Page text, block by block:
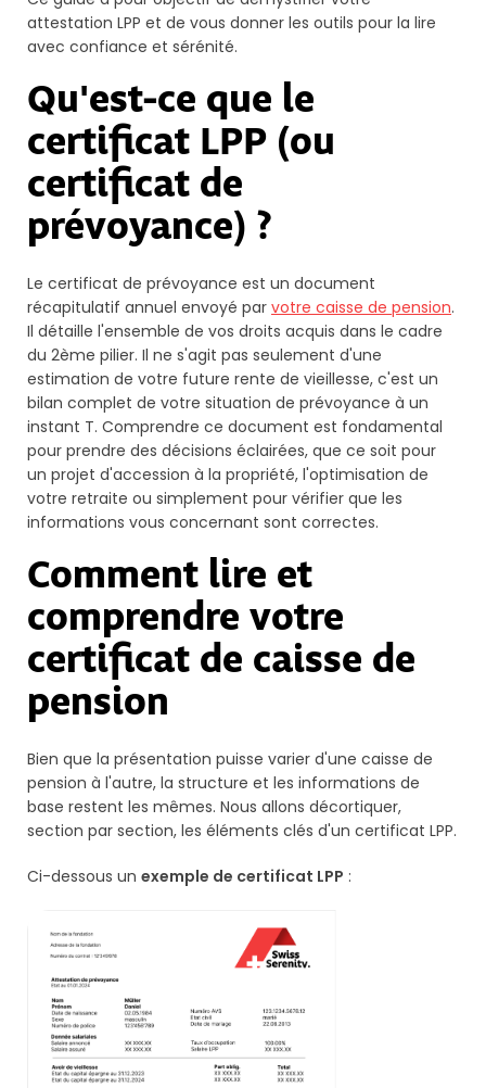
attestation LPP et de vous donner les outils pour la lire
avec confiance et sérénité.
Qu'est-ce que le
certificat LPP (ou
certificat de
prévoyance) ?
Le certificat de prévoyance est un document
récapitulatif annuel envoyé par votre caisse de pension.
Il détaille l'ensemble de vos droits acquis dans le cadre
du 2ème pilier. Il ne s'agit pas seulement d'une
estimation de votre future rente de vieillesse, c'est un
bilan complet de votre situation de prévoyance à un
instant T. Comprendre ce document est fondamental
pour prendre des décisions éclairées, que ce soit pour
un projet d'accession à la propriété, l'optimisation de
votre retraite ou simplement pour vérifier que les
informations vous concernant sont correctes.
Comment lire et
comprendre votre
certificat de caisse de
pension
Bien que la présentation puisse varier d'une caisse de
pension à l'autre, la structure et les informations de
base restent les mêmes. Nous allons décortiquer,
section par section, les éléments clés d'un certificat LPP.
Ci-dessous un exemple de certificat LPP :